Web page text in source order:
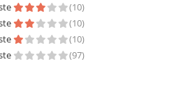
(10)
(10)
(10)
(97)